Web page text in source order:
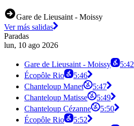
Gare de Lieusaint - Moissy
Ver más salidas
Paradas
lun, 10 ago 2026
Gare de Lieusaint - Moissy
5:42
Écopôle Rio
5:46
Chanteloup Manet
5:47
Chanteloup Matisse
5:49
Chanteloup Cézanne
5:50
Écopôle Rio
5:52